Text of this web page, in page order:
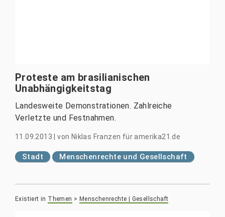
Proteste am brasilianischen
Unabhängigkeitstag
Landesweite Demonstrationen. Zahlreiche
Verletzte und Festnahmen.
11.09.2013 |von Niklas Franzen für amerika21.de
Stadt Menschenrechte und Gesellschaft
Existiert in Themen > Menschenrechte | Gesellschaft